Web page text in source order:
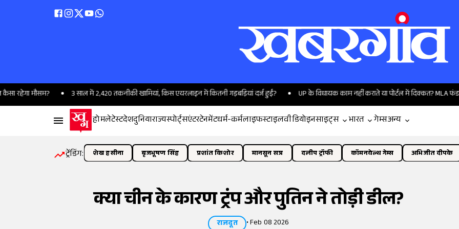
मौसम? 3 साल में 2,420 तकनीकी खामियां, किस एयरलाइन में कितनी गड़बड़ियां दर्ज हुईं? UP के विधायक काम नहीं कराते या पोर्टल में दिक्कत? MLA फंड की
होमलेटेस्टदेशदुनियाराज्यस्पोर्ट्सएंटरटेनमेंटधर्म-कर्मलाइफस्टाइलवीडियोइनसाइट्स भारत गेम्सअन्य
ट्रेंडिंग: शेख हसीना बृजभूषण सिंह प्रशांत किशोर मानसून सत्र दलीप ट्रॉफी कॉमनवेल्थ गेम्स अभिजीत दीपके
क्या चीन के कारण ट्रंप और पुतिन ने तोड़ी डील?
राजदूत •Feb 08 2026